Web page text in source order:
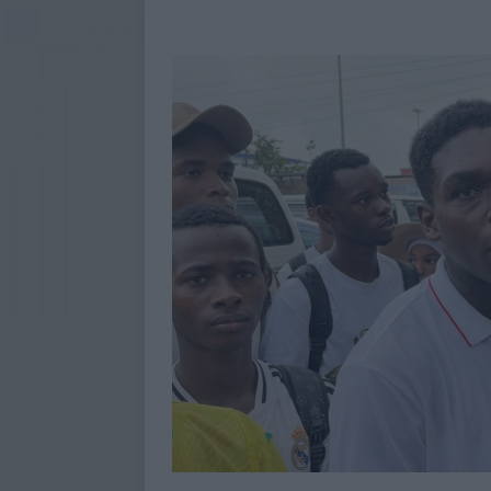
Affaire de
incendiées en reconstruction
[ 7 août 2026 ] Police nationale
[ 6 août 2026 ] Mwali s’enfonce
[ 6 août 2026 ] Baccalauréat
encore le verdict final À LA UNE
[ 5 août 2026 ] Baccalauréat
UNE
[ 6 février 2023 ] Présidence de